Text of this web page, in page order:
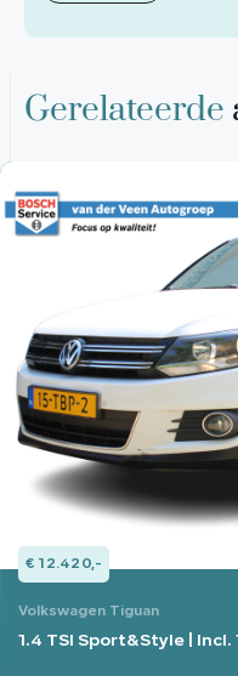
Gerelateerde
€ 12.420,-
Volkswagen Tiguan
1.4 TSI Sport&Style |